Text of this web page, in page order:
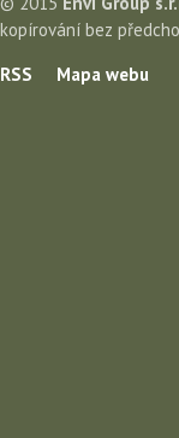
kopírování bez
RSS
Mapa webu